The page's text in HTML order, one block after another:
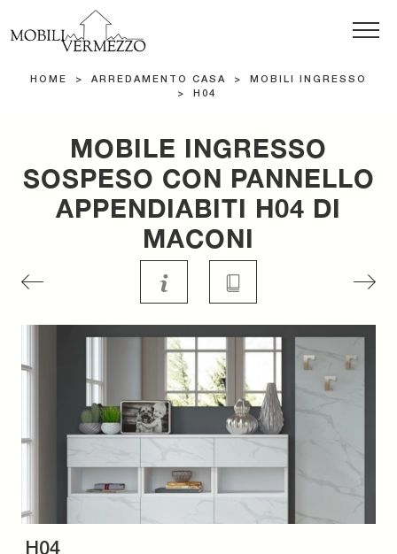
HOME > ARREDAMENTO CASA >
MOBILI INGRESSO
>
H04
MOBILE INGRESSO
SOSPESO CON PANNELLO
APPENDIABITI H04 DI
MACONI
H04